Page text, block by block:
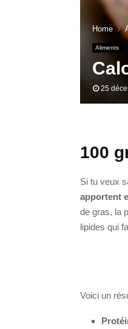
Home
Aliments
25
100
Si tu veux
apportent
de gras, la
lipides qui
Voici un